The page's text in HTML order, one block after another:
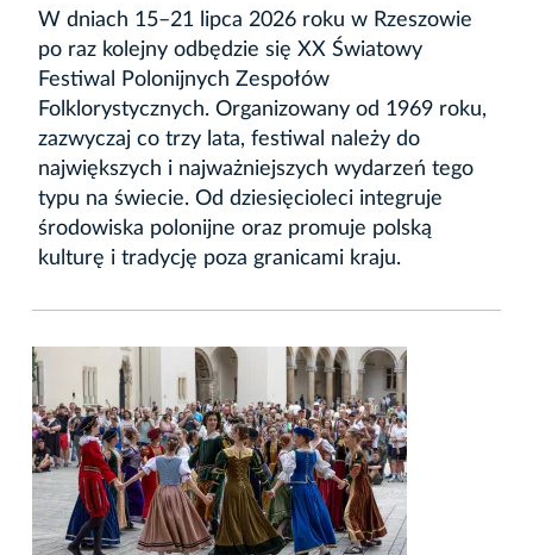
W dniach 15–21 lipca 2026 roku w Rzeszowie
po raz kolejny odbędzie się XX Światowy
Festiwal Polonijnych Zespołów
Folklorystycznych. Organizowany od 1969 roku,
zazwyczaj co trzy lata, festiwal należy do
największych i najważniejszych wydarzeń tego
typu na świecie. Od dziesięcioleci integruje
środowiska polonijne oraz promuje polską
kulturę i tradycję poza granicami kraju.